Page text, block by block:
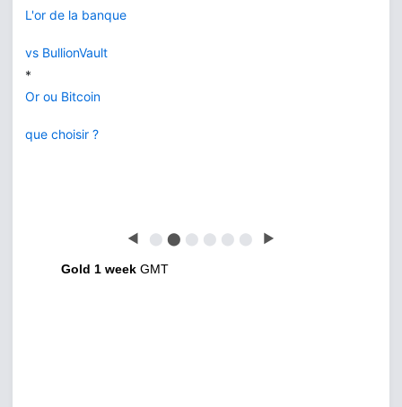
L'or de la banque
vs BullionVault
*
Or ou Bitcoin
que choisir ?
◀ ⬤ ⬤ ⬤ ⬤ ⬤ ⬤ ▶
Gold 1 week GMT